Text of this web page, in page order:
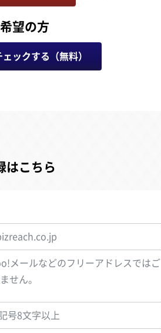
望の方
ックする（無料）
はこちら
メールなどのフリーアドレスではご
せん。